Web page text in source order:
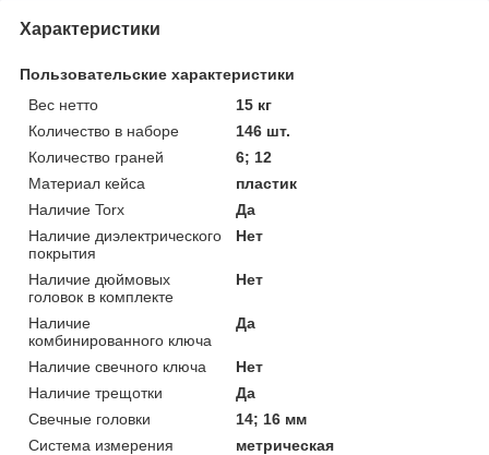
Характеристики
Пользовательские характеристики
Вес нетто
15 кг
Количество в наборе
146 шт.
Количество граней
6; 12
Материал кейса
пластик
Наличие Torx
Да
Наличие диэлектрического
покрытия
Нет
Наличие дюймовых
головок в комплекте
Нет
Наличие
комбинированного ключа
Да
Наличие свечного ключа
Нет
Наличие трещотки
Да
Свечные головки
14; 16 мм
Система измерения
метрическая